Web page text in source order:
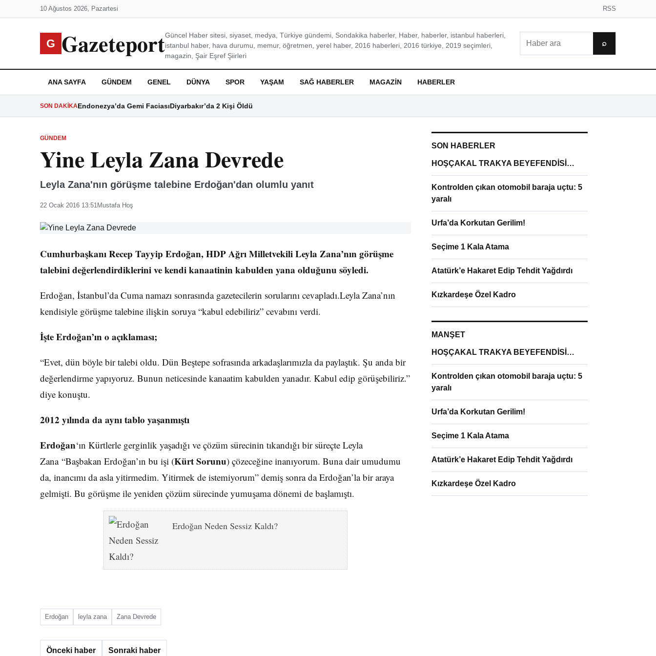
10 Ağustos 2026, Pazartesi RSS
G GazeteportGüncel Haber sitesi, siyaset, medya, Türkiye gündemi, Sondakika haberler, Haber, haberler, istanbul haberleri,
istanbul haber, hava durumu, memur, öğretmen, yerel haber, 2016 haberleri, 2016 türkiye, 2019 seçimleri,
magazin, Şair Eşref Şiirleri
⌕
ANA SAYFA GÜNDEM GENEL DÜNYA SPOR YAŞAM SAĞ HABERLER MAGAZIN HABERLER
SON DAKIKAEndonezya’da Gemi FaciasıDiyarbakır’da 2 Kişi Öldü
GÜNDEM
Yine Leyla Zana Devrede
Leyla Zana'nın görüşme talebine Erdoğan'dan olumlu yanıt
22 Ocak 2016 13:51Mustafa Hoş
Cumhurbaşkanı Recep Tayyip Erdoğan, HDP Ağrı Milletvekili Leyla Zana’nın görüşme
talebini değerlendirdiklerini ve kendi kanaatinin kabulden yana olduğunu söyledi.
Erdoğan, İstanbul’da Cuma namazı sonrasında gazetecilerin sorularını cevapladı.Leyla Zana’nın
kendisiyle görüşme talebine ilişkin soruya “kabul edebiliriz” cevabını verdi.
İşte Erdoğan’ın o açıklaması;
“Evet, dün böyle bir talebi oldu. Dün Beştepe sofrasında arkadaşlarımızla da paylaştık. Şu anda bir
değerlendirme yapıyoruz. Bunun neticesinde kanaatim kabulden yanadır. Kabul edip görüşebiliriz.”
diye konuştu.
2012 yılında da aynı tablo yaşanmıştı
Erdoğan‘ın Kürtlerle gerginlik yaşadığı ve çözüm sürecinin tıkandığı bir süreçte Leyla
Zana “Başbakan Erdoğan’ın bu işi (Kürt Sorunu) çözeceğine inanıyorum. Buna dair umudumu
da, inancımı da asla yitirmedim. Yitirmek de istemiyorum” demiş sonra da Erdoğan’la bir araya
gelmişti. Bu görüşme ile yeniden çözüm sürecinde yumuşama dönemi de başlamıştı.
Erdoğan Neden Sessiz Kaldı?
Erdoğan leyla zana Zana Devrede
Önceki haber Sonraki haber
SON HABERLER
HOŞÇAKAL TRAKYA BEYEFENDİSİ…
Kontrolden çıkan otomobil baraja uçtu: 5
yaralı
Urfa’da Korkutan Gerilim!
Seçime 1 Kala Atama
Atatürk’e Hakaret Edip Tehdit Yağdırdı
Kızkardeşe Özel Kadro
MANŞET
HOŞÇAKAL TRAKYA BEYEFENDİSİ…
Kontrolden çıkan otomobil baraja uçtu: 5
yaralı
Urfa’da Korkutan Gerilim!
Seçime 1 Kala Atama
Atatürk’e Hakaret Edip Tehdit Yağdırdı
Kızkardeşe Özel Kadro